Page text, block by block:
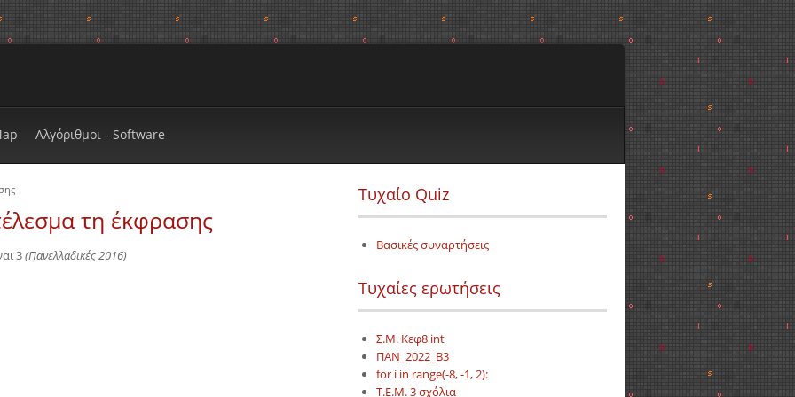
Αλγόριθμοι - Software
τη έκφρασης
3(Πανελλαδικές 2016)
Τυχαίο Quiz
Βασικές συναρτήσεις
Τυχαίες ερωτήσεις
Σ.Μ. Κεφ8 int
ΠΑΝ_2022_Β3
for i in range(-8, -1, 2):
Τ.Ε.Μ. 3 σχόλια